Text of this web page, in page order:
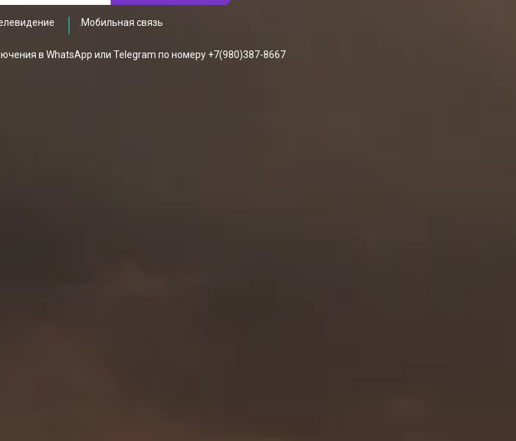
.Мобильная связь
в WhatsApp или Telegram по номеру +7(980)387-8667